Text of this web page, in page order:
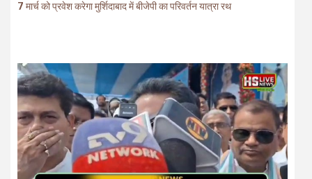
7 मार्च को प्रवेश करेगा मुर्शिदाबाद में बीजेपी का परिवर्तन यात्रा रथ